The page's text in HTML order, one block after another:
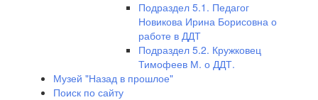
Подраздел 5.1. Педагог
Новикова Ирина Борисовна о
работе в ДДТ
Подраздел 5.2. Кружковец
Тимофеев М. о ДДТ.
Музей "Назад в прошлое"
Поиск по сайту